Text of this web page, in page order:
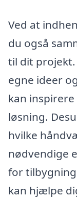
Ved at
du også
til dit
egne ideer
kan
løsning.
hvilke
nødvendige
for
kan hjælpe